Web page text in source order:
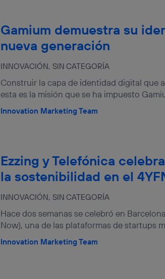
INNOVACIÓN SIN CATEGORÍA
Gamium demuestra su
nueva generación
Construir la capa de identidad digital que
esta es la misión que se ha impuesto
Innovation Marketing Team
INNOVACIÓN SIN CATEGORÍA
Ezzing y Telefónica
la sostenibilidad en el
Hace dos semanas se celebró en
Now), una de las plataformas de startups
Innovation Marketing Team